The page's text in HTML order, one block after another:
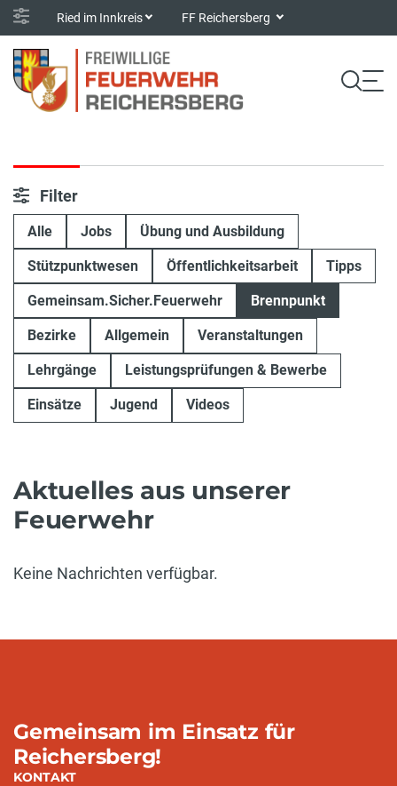
Ried im Innkreis FF Reichersberg
Filter
Alle Jobs Übung und Ausbildung
Stützpunktwesen Öffentlichkeitsarbeit Tipps
Gemeinsam.Sicher.Feuerwehr Brennpunkt
Bezirke Allgemein Veranstaltungen
Lehrgänge Leistungsprüfungen & Bewerbe
Einsätze Jugend Videos
Aktuelles aus unserer
Feuerwehr
Keine Nachrichten verfügbar.
Gemeinsam im Einsatz für
Reichersberg!
KONTAKT